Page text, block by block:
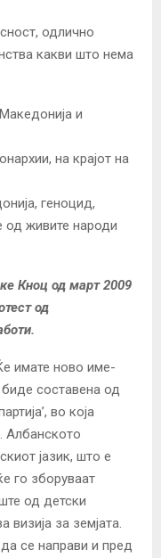
одлично
какви што нема
и
на крајот на
геноцид,
живите народи
Кноц од март 2009
од
имате ново име-
биде составена од
во која
Албанското
јазик, што е
го зборуваат
од детски
за земјата.
се направи и пред